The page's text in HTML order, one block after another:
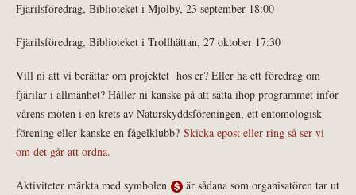
Fjärilsföredrag, Biblioteket i Mjölby, 23 september 18:00
Fjärilsföredrag, Biblioteket i Trollhättan, 27 oktober 17:30
Vill ni att vi berättar om projektet hos er? Eller ha ett föredrag om
fjärilar i allmänhet? Håller ni kanske på att sätta ihop programmet inför
vårens möten i en krets av Naturskyddsföreningen, ett entomologisk
förening eller kanske en fågelklubb? Skicka epost eller ring så ser vi
om det går att ordna.
Aktiviteter märkta med symbolen
är sådana som organisatören tar ut